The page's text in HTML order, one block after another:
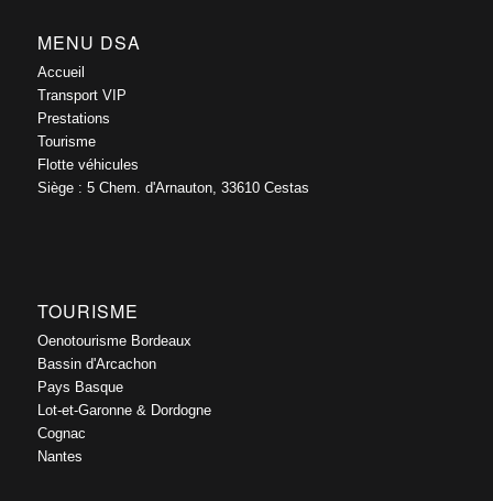
MENU DSA
Accueil
Transport VIP
Prestations
Tourisme
Flotte véhicules
Siège : 5 Chem. d'Arnauton, 33610 Cestas
TOURISME
Oenotourisme Bordeaux
Bassin d'Arcachon
Pays Basque
Lot-et-Garonne & Dordogne
Cognac
Nantes